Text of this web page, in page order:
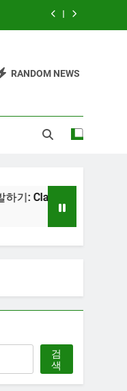
RANDOM NEWS
서브에이전트 활용기
검
색